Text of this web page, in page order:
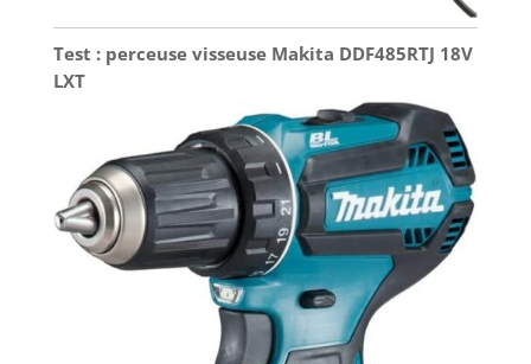
Test : perceuse visseuse Makita DDF485RTJ 18V
LXT